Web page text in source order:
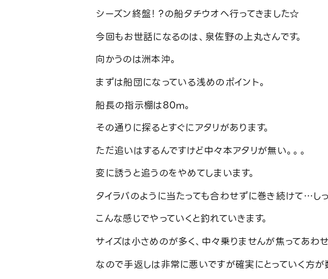
シーズン終盤！？の船タチウオへ行ってきました☆
今回もお世話になるのは、泉佐野の上丸さんです。
向かうのは洲本沖。
まずは船団になっている浅めのポイント。
船長の指示棚は80m。
その通りに探るとすぐにアタリがあります。
ただ追いはするんですけど中々本アタリが無い。。。
変に誘うと追うのをやめてしまいます。
タイラバのように当たっても合わせずに巻き続けて…
こんな感じでやっていくと釣れていきます。
サイズは小さめのが多く、中々乗りませんが焦ってあわ
なので手返しは非常に悪いですが確実にとっていく方が